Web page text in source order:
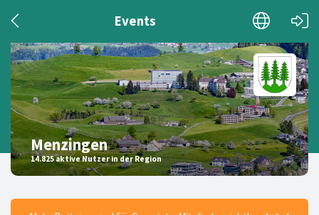
Events
Menzingen
14.825 aktive Nutzer in der Region